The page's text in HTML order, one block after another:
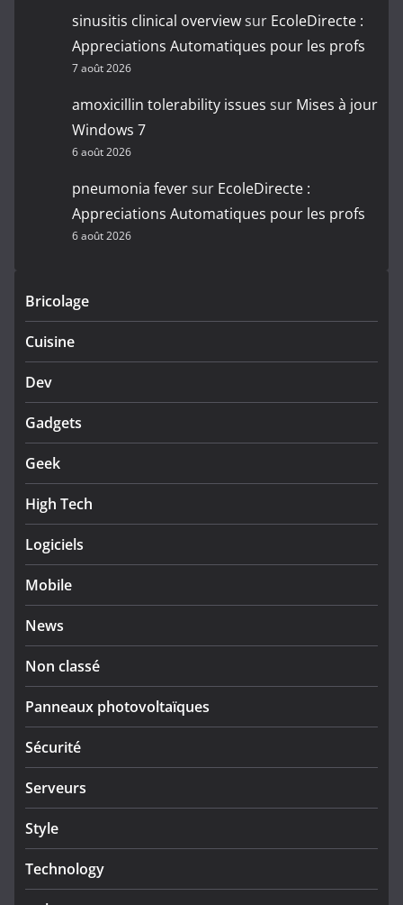
sinusitis clinical overviewsur EcoleDirecte :
Appreciations Automatiques pour les profs
7 août 2026
amoxicillin tolerability issues sur Mises à jour
Windows 7
6 août 2026
pneumonia feversur EcoleDirecte :
Appreciations Automatiques pour les profs
6 août 2026
Bricolage
Cuisine
Dev
Gadgets
Geek
High Tech
Logiciels
Mobile
News
Non classé
Panneaux photovoltaïques
Sécurité
Serveurs
Style
Technology